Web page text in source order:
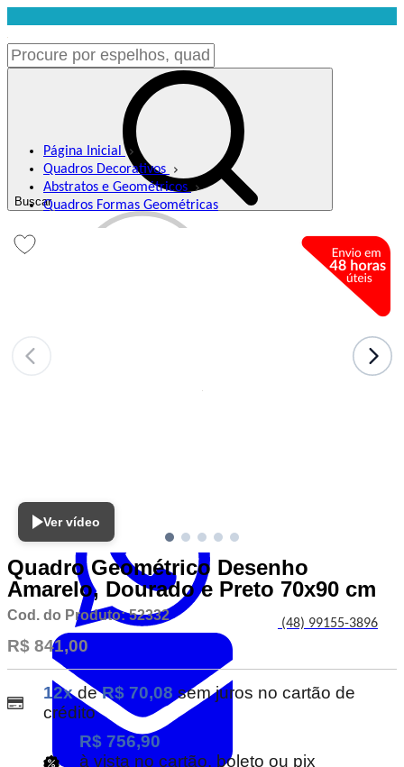
Buscar
Meus Favoritos
(48) 99155-3896
Página Inicial
Quadros Decorativos
Abstratos e Geométricos
Quadros Formas Geométricas
Ver vídeo
Quadro Geométrico Desenho
Amarelo, Dourado e Preto 70x90 cm
Cod. do Produto: 52332
R$ 841,00
12xdeR$ 70,08 sem juros no cartão de
crédito
R$ 756,90
à vista no cartão, boleto ou pix